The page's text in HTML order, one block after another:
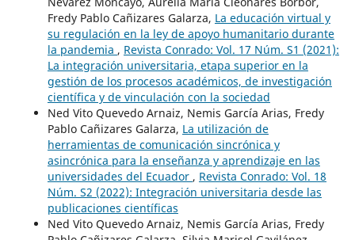
Fredy Pablo Cañizares Galarza, La educación virtual y
su regulación en la ley de apoyo humanitario durante
la pandemia , Revista Conrado: Vol. 17 Núm. S1 (2021):
La integración universitaria, etapa superior en la
gestión de los procesos académicos, de investigación
científica y de vinculación con la sociedad
Ned Vito Quevedo Arnaiz, Nemis García Arias, Fredy
Pablo Cañizares Galarza, La utilización de
herramientas de comunicación sincrónica y
asincrónica para la enseñanza y aprendizaje en las
universidades del Ecuador , Revista Conrado: Vol. 18
Núm. S2 (2022): Integración universitaria desde las
publicaciones científicas
Ned Vito Quevedo Arnaiz, Nemis García Arias, Fredy